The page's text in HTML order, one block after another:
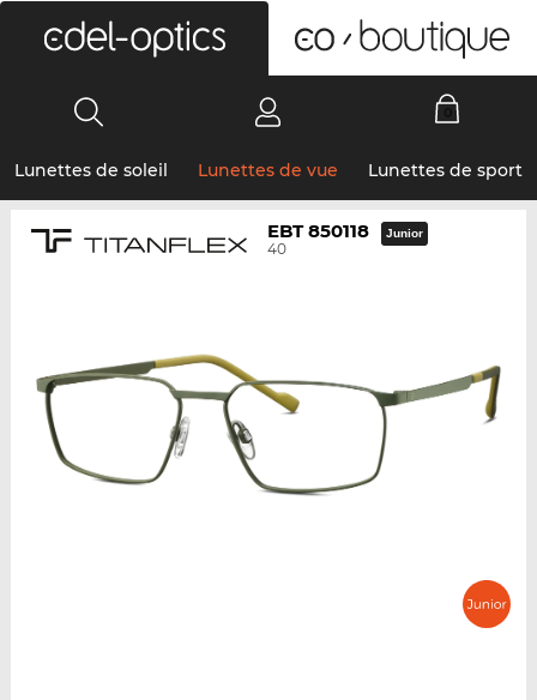
Lunettes de soleil Lunettes de vue Lunettes de sport
EBT 850118
40
Junior